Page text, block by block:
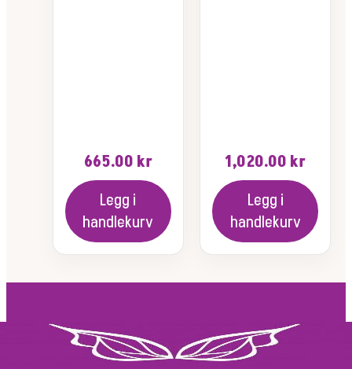
665.00 kr
Legg i
handlekurv
1,020.00 kr
Legg i
handlekurv